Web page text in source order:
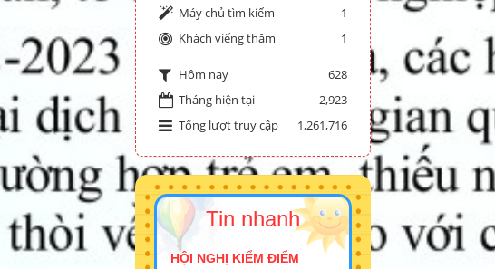
Máy chủ tìm kiếm
1
Khách viếng thăm
1
Hôm nay
628
Tháng hiện tại
2,923
Tổng lượt truy cập
1,261,716
Tin nhanh
HỘI NGHỊ KIỂM ĐIỂM